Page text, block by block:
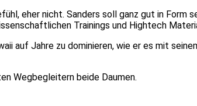
eher nicht. Sanders soll ganz gut in Form
Trainings und Hightech
auf Jahre zu dominieren, wie er es mit
Wegbegleitern beide Daumen.